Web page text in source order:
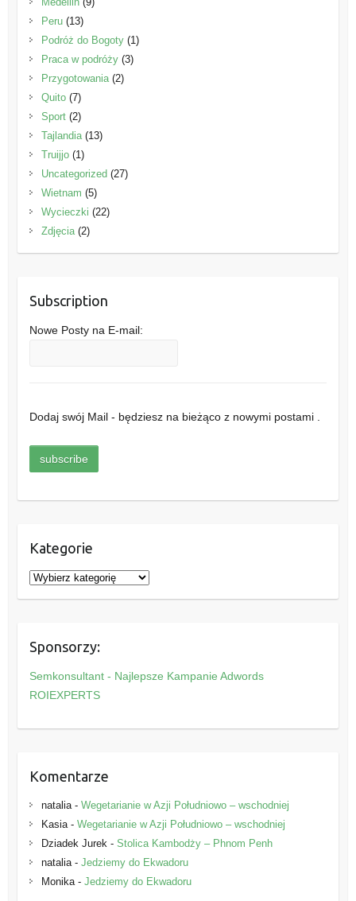
Peru(13)
Podróż do Bogoty(1)
Praca w podróży(3)
Przygotowania(2)
Quito(7)
Sport(2)
Tajlandia(13)
Truijjo(1)
Uncategorized(27)
Wietnam (5)
Wycieczki (22)
Zdjęcia(2)
Subscription
Nowe Posty na E-mail:
Dodaj swój Mail - będziesz na bieżąco z nowymi postami .
Kategorie
K
a
g
o
r
e
Sponsorzy:
Semkonsultant - Najlepsze Kampanie Adwords
ROIEXPERTS
Komentarze
natalia- Wegetarianie w Azji Południowo – wschodniej
Kasia- Wegetarianie w Azji Południowo – wschodniej
Dziadek Jurek - Stolica Kambodży – Phnom Penh
natalia- Jedziemy do Ekwadoru
Monika- Jedziemy do Ekwadoru